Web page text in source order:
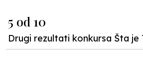
5 od 10
Drugi rezultati konkursa Šta je